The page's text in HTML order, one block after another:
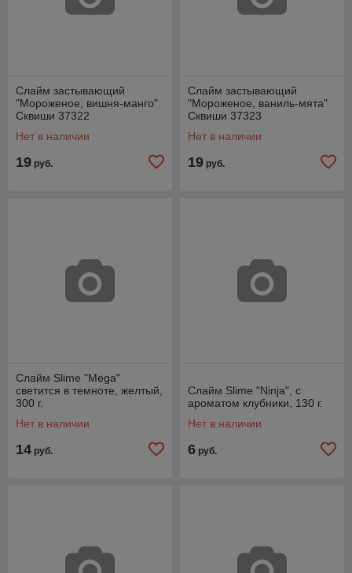
Слайм застывающий
"Мороженое, вишня-манго"
Сквиши 37322
Нет в наличии
19 руб.
Слайм застывающий
"Мороженое, ваниль-мята"
Сквиши 37323
Нет в наличии
19 руб.
Слайм Slime "Mega"
светится в темноте, желтый,
300 г.
Нет в наличии
14 руб.
Слайм Slime "Ninja", с
ароматом клубники, 130 г.
Нет в наличии
6 руб.